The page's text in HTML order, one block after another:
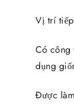
Vị trí
Có công
dụng
Được